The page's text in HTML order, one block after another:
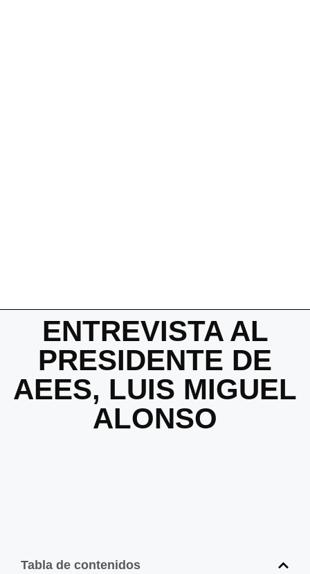
ENTREVISTA AL
PRESIDENTE DE
AEES, LUIS MIGUEL
ALONSO
Tabla de contenidos